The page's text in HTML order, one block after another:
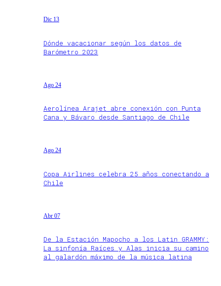
Dic 13
Dónde vacacionar según los datos de
Barómetro 2023
Ago 24
Aerolínea Arajet abre conexión con Punta
Cana y Bávaro desde Santiago de Chile
Ago 24
Copa Airlines celebra 25 años conectando a
Chile
Abr 07
De la Estación Mapocho a los Latin GRAMMY:
La sinfonía Raíces y Alas inicia su camino
al galardón máximo de la música latina